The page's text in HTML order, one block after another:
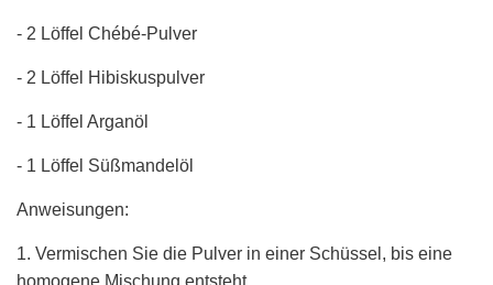
- 2 Löffel Chébé-Pulver
- 2 Löffel Hibiskuspulver
- 1 Löffel Arganöl
- 1 Löffel Süßmandelöl
Anweisungen:
1. Vermischen Sie die Pulver in einer Schüssel, bis eine
homogene Mischung entsteht.